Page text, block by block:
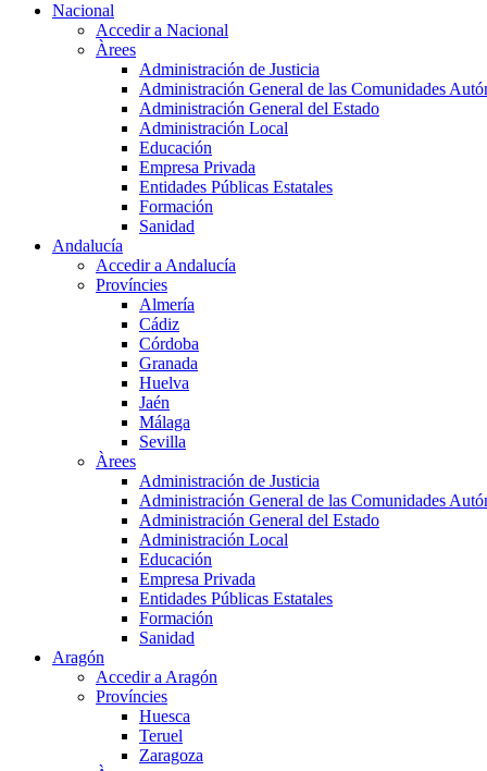
Nacional
Accedir a Nacional
Àrees
Administración de Justicia
Administración General de las Comunidades
Administración General del Estado
Administración Local
Educación
Empresa Privada
Entidades Públicas Estatales
Formación
Sanidad
Andalucía
Accedir a Andalucía
Províncies
Almería
Cádiz
Córdoba
Granada
Huelva
Jaén
Málaga
Sevilla
Àrees
Administración de Justicia
Administración General de las Comunidades
Administración General del Estado
Administración Local
Educación
Empresa Privada
Entidades Públicas Estatales
Formación
Sanidad
Aragón
Accedir a Aragón
Províncies
Huesca
Teruel
Zaragoza